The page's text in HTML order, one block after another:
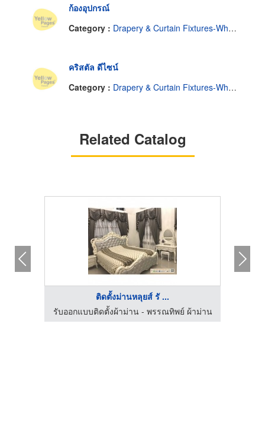
ก้องอุปกรณ์
Category : Drapery & Curtain Fixtures-Wholesale & Manufacturers
คริสตัล ดีไซน์
Category : Drapery & Curtain Fixtures-Wholesale & Manufacturers
Related Catalog
ติดตั้งม่านหลุยส์ รั ...
รับออกแบบติดตั้งผ้าม่าน - พรรณทิพย์ ผ้าม่าน